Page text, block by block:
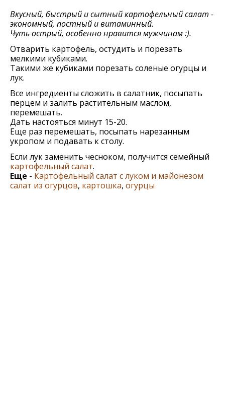
Вкусный, быстрый и сытный картофельный салат -
экономный, постный и витаминный.
Чуть острый, особенно нравится мужчинам :).
Отварить картофель, остудить и порезать
мелкими кубиками.
Такими же кубиками порезать соленые огурцы и
лук.
Все ингредиенты сложить в салатник, посыпать
перцем и залить растительным маслом,
перемешать.
Дать настояться минут 15-20.
Еще раз перемешать, посыпать нарезанным
укропом и подавать к столу.
Если лук заменить чесноком, получится семейный
картофельный салат.
Еще - Картофельный салат с луком и майонезом
салат из огурцов, картошка, огурцы